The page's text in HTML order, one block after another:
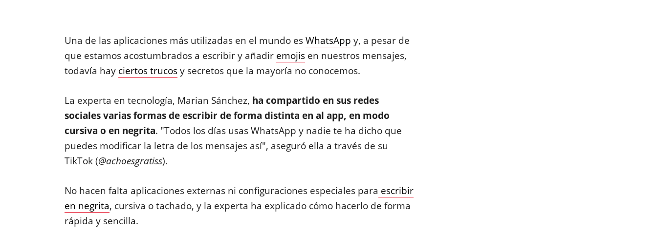
Una de las aplicaciones más utilizadas en el mundo esWhatsApp y, a pesar de
que estamos acostumbrados a escribir y añadir emojisen nuestros mensajes,
todavía hay ciertos trucosy secretos que la mayoría no conocemos.
La experta en tecnología, Marian Sánchez, ha compartido en sus redes
sociales varias formas de escribir de forma distinta en al app, en modo
cursiva o en negrita. "Todos los días usas WhatsApp y nadie te ha dicho que
puedes modificar la letra de los mensajes así", aseguró ella a través de su
TikTok (@achoesgratiss).
No hacen falta aplicaciones externas ni configuraciones especiales para escribir
en negrita, cursiva o tachado, y la experta ha explicado cómo hacerlo de forma
rápida y sencilla.